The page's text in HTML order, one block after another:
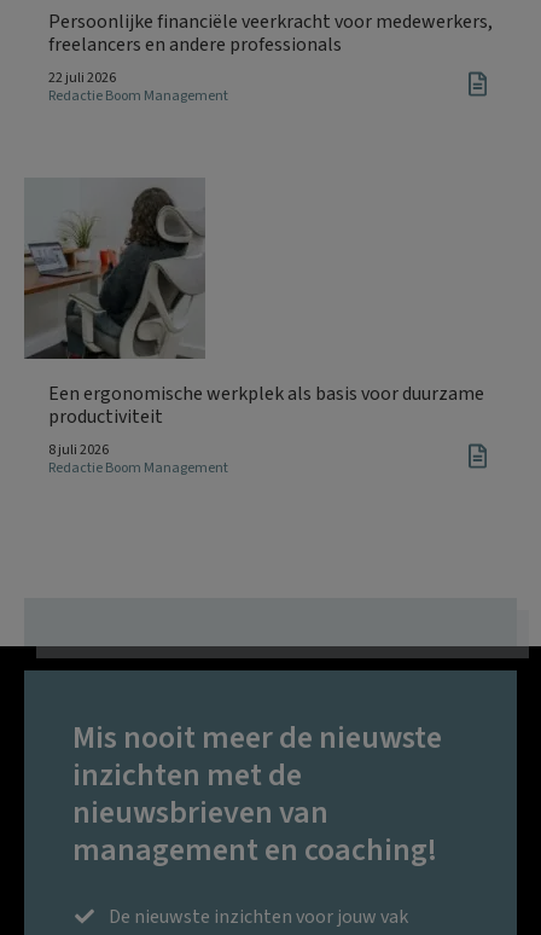
Persoonlijke financiële veerkracht voor medewerkers,
freelancers en andere professionals
22 juli 2026
Redactie Boom Management
Een ergonomische werkplek als basis voor duurzame
productiviteit
8 juli 2026
Redactie Boom Management
Mis nooit meer de nieuwste
inzichten met de
nieuwsbrieven van
management en coaching!
De nieuwste inzichten voor jouw vak